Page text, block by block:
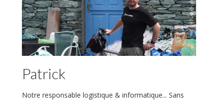
Patrick
Notre responsable logistique & informatique... Sans